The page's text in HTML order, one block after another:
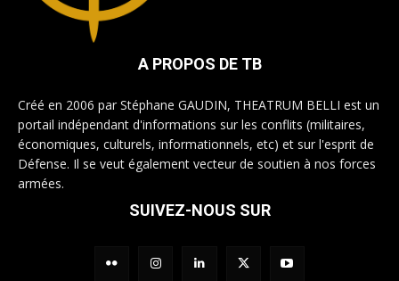
A PROPOS DE TB
Créé en 2006 par Stéphane GAUDIN, THEATRUM BELLI est un
portail indépendant d'informations sur les conflits (militaires,
économiques, culturels, informationnels, etc) et sur l'esprit de
Défense. Il se veut également vecteur de soutien à nos forces
armées.
SUIVEZ-NOUS SUR